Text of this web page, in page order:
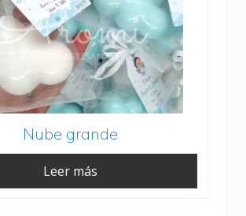
Nube grande
Leer más